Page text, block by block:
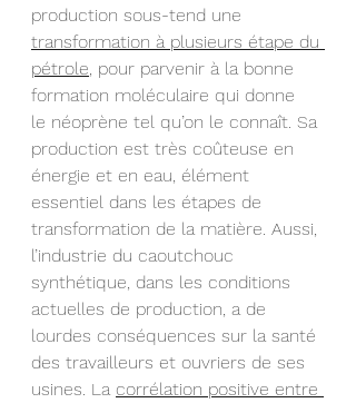
production sous-tend une
transformation à plusieurs étape du
pétrole, pour parvenir à la bonne
formation moléculaire qui donne
le néoprène tel qu’on le connaît. Sa
production est très coûteuse en
énergie et en eau, élément
essentiel dans les étapes de
transformation de la matière. Aussi,
l’industrie du caoutchouc
synthétique, dans les conditions
actuelles de production, a de
lourdes conséquences sur la santé
des travailleurs et ouvriers de ses
usines. La corrélation positive entre